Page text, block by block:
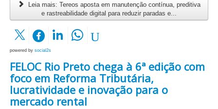
Leia mais: Tereos aposta em manutenção contínua, preditiva
e rastreabilidade digital para reduzir paradas e...
powered by social2s
FELOC Rio Preto chega à 6ª edição com
foco em Reforma Tributária,
lucratividade e inovação para o
mercado rental